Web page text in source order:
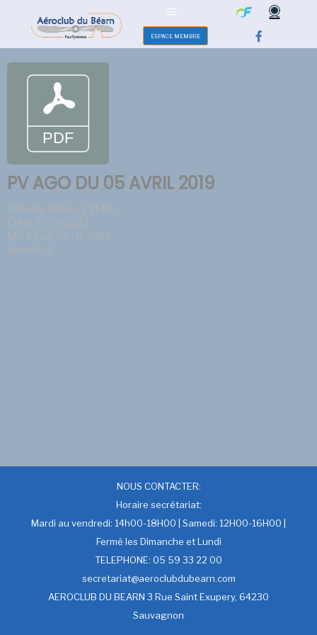
ESPACE MEMBRE
PV AGO DU 05 AVRIL 2019
Taille du fichier: 3.91 Mo
Créé: 29-01-2022
Mis à jour: 29-01-2022
Succès: 5
NOUS CONTACTER:
Horaire secrétariat:
Mardi au vendredi: 14h00-18H00 | Samedi: 12H00-16H00 |
Fermé les Dimanche et Lundi
TELEPHONE: 05 59 33 22 00
secretariat@aeroclubdubearn.com
AEROCLUB DU BEARN 3 Rue Saint Exupery, 64230
Sauvagnon